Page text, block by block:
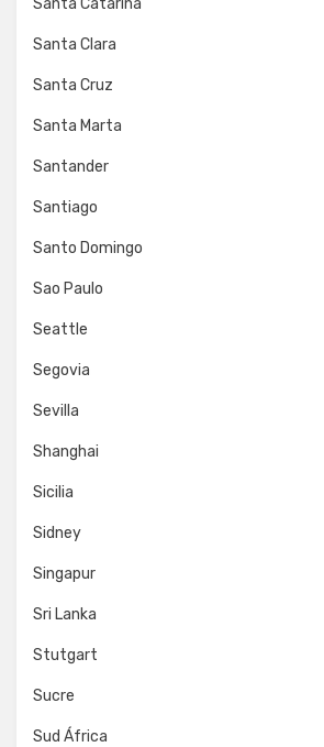
Santa Catarina
Santa Clara
Santa Cruz
Santa Marta
Santander
Santiago
Santo Domingo
Sao Paulo
Seattle
Segovia
Sevilla
Shanghai
Sicilia
Sidney
Singapur
Sri Lanka
Stutgart
Sucre
Sud África